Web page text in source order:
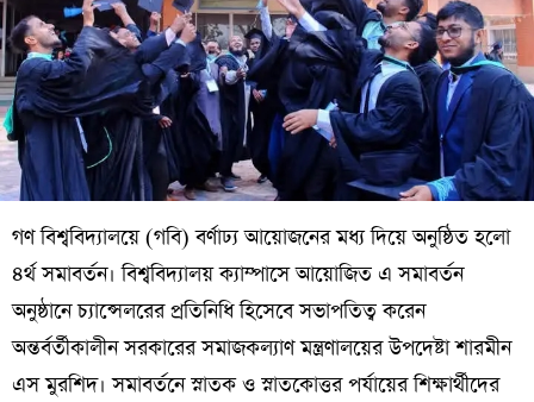
গণ বিশ্ববিদ্যালয়ে (গবি) বর্ণাঢ্য আয়োজনের মধ্য দিয়ে অনুষ্ঠিত হলো
৪র্থ সমাবর্তন। বিশ্ববিদ্যালয় ক্যাম্পাসে আয়োজিত এ সমাবর্তন
অনুষ্ঠানে চ্যান্সেলরের প্রতিনিধি হিসেবে সভাপতিত্ব করেন
অন্তর্বর্তীকালীন সরকারের সমাজকল্যাণ মন্ত্রণালয়ের উপদেষ্টা শারমীন
এস মুরশিদ। সমাবর্তনে স্নাতক ও স্নাতকোত্তর পর্যায়ের শিক্ষার্থীদের